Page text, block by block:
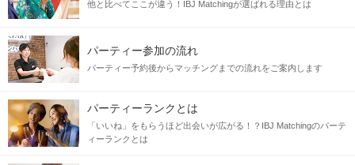
他と比べてここが違う！IBJ Matchingが選ばれる理由とは
パーティー参加の流れ
パーティー予約後からマッチングまでの流れをご案内します
パーティーランクとは
「いいね」をもらうほど出会いが広がる！？IBJ Matchingのパーテ
ィーランクとは